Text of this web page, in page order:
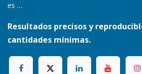
es …
Resultados precisos y
cantidades mínimas.